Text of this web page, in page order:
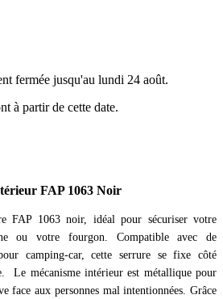
fermée jusqu'au lundi 24 août.
à partir de cette date.
FAP 1063 Noir
FAP 1063 noir, idéal pour sécuriser votre
ou votre fourgon. Compatible avec de
camping-car, cette serrure se fixe côté
Le mécanisme intérieur est métallique pour
face aux personnes mal intentionnées. Grâce